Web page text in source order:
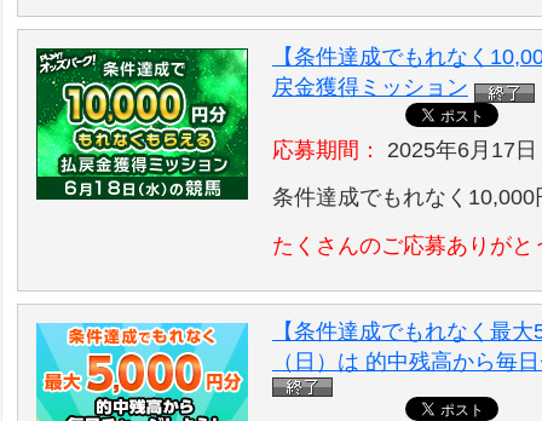
【条件達成でもれなく
戻金獲得ミッション
応募期間：
2025年6月17
条件達成でもれなく
たくさんのご応募ありがと
【条件達成でもれなく最
（日）は 的中残高から毎